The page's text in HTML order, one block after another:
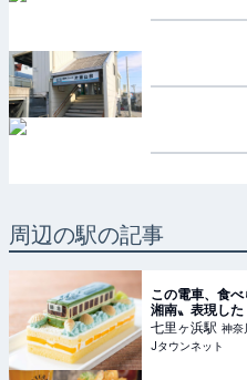
周辺の駅の記事
この電車、食
湘南〟表現し
23】｜Jタウン
七里ヶ浜駅 神奈
Jタウンネット